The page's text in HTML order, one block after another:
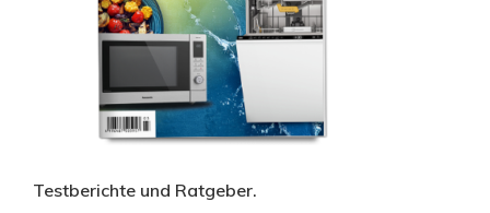
Testberichte und Ratgeber.